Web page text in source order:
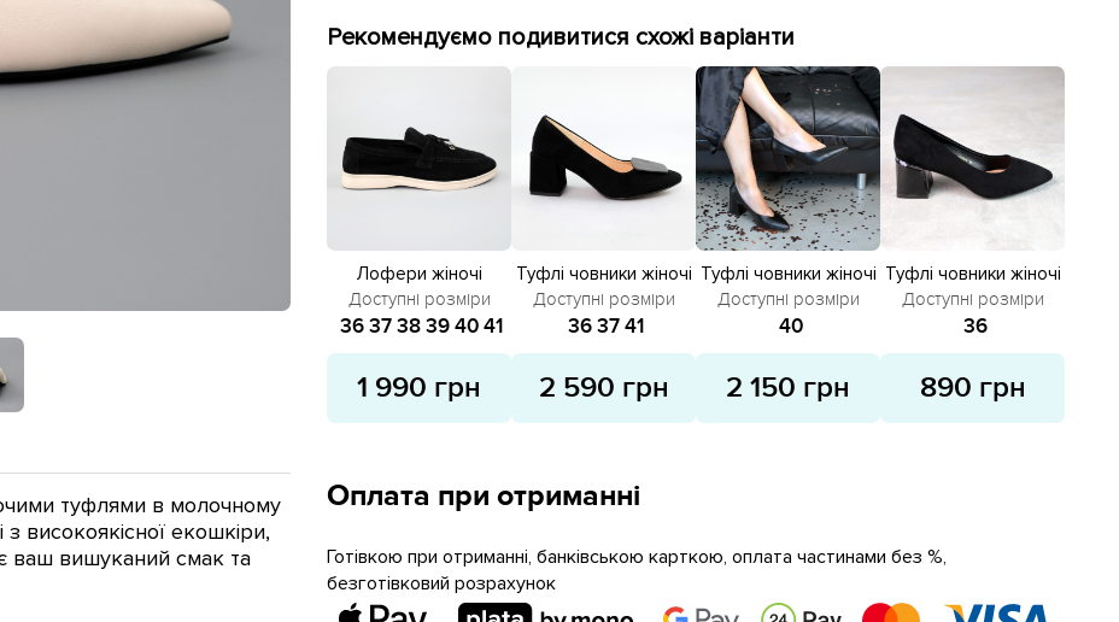
Рекомендуємо подивитися схожі варіанти
Лофери жіночі
замшеві 585379
Чорні
Доступні розміри
363738394041
1 990 грн
Туфлі човники жіночі
замшеві 586634
Чорні
Доступні розміри
363741
2 590 грн
Туфлі човники жіночі
шкіряні 586635 Чорні
Доступні розміри
40
2 150 грн
Туфлі човники жіночі
588219 Чорні
Доступні розміри
36
890 грн
Оплата при отриманні
Готівкою при отриманні, банківською карткою, оплата частинами без %,
безготівковий розрахунок
туфлями в молочному
з високоякісної екошкіри,
ваш вишуканий смак та